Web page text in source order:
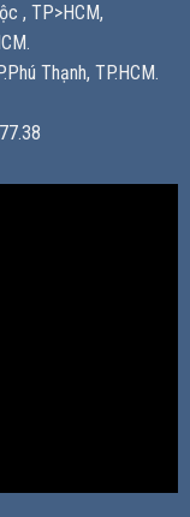
, TP>HCM,
Thạnh, TP.HCM.